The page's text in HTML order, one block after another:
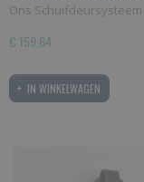
Ons
€ 159,64
IN WINKELWAGEN